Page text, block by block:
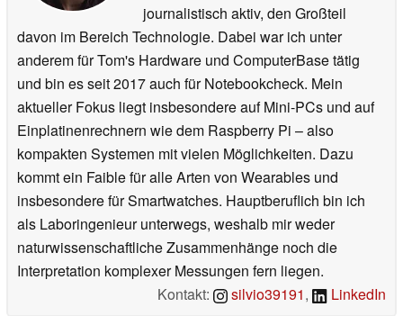
journalistisch aktiv, den Großteil
davon im Bereich Technologie. Dabei war ich unter
anderem für Tom's Hardware und ComputerBase tätig
und bin es seit 2017 auch für Notebookcheck. Mein
aktueller Fokus liegt insbesondere auf Mini-PCs und auf
Einplatinenrechnern wie dem Raspberry Pi – also
kompakten Systemen mit vielen Möglichkeiten. Dazu
kommt ein Faible für alle Arten von Wearables und
insbesondere für Smartwatches. Hauptberuflich bin ich
als Laboringenieur unterwegs, weshalb mir weder
naturwissenschaftliche Zusammenhänge noch die
Interpretation komplexer Messungen fern liegen.
Kontakt:
silvio39191, LinkedIn